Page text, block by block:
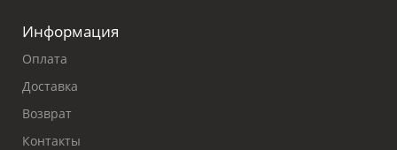
Информация
Оплата
Доставка
Возврат
Контакты